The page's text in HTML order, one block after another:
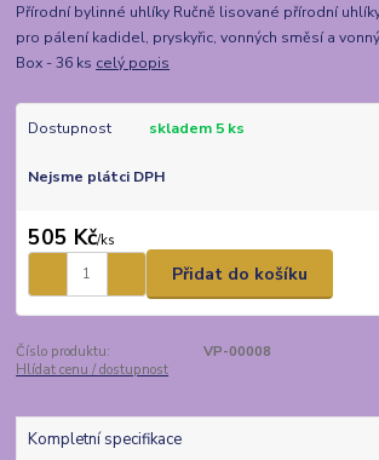
Přírodní bylinné uhlíky Ručně lisované přírodní
pro pálení kadidel, pryskyřic, vonných směsí a
Box - 36 ks celý popis
Dostupnost skladem 5 ks
Nejsme plátci DPH
505 Kč/ks
Přidat do košíku
Číslo produktu:
VP-00008
Hlídat cenu / dostupnost
Kompletní specifikace